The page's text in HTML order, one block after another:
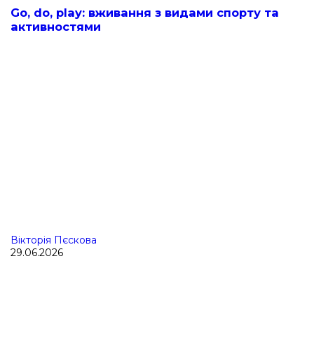
Go, do, play: вживання з видами спорту та
активностями
Вікторія Пєскова
29.06.2026